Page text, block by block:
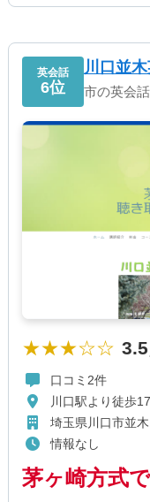
英会話
6位
川口並
市の英会
★★★☆☆
口コミ2件
川口駅より徒歩
埼玉県川口市並
情報なし
茅ヶ崎方式